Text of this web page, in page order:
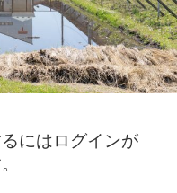
にはログインが